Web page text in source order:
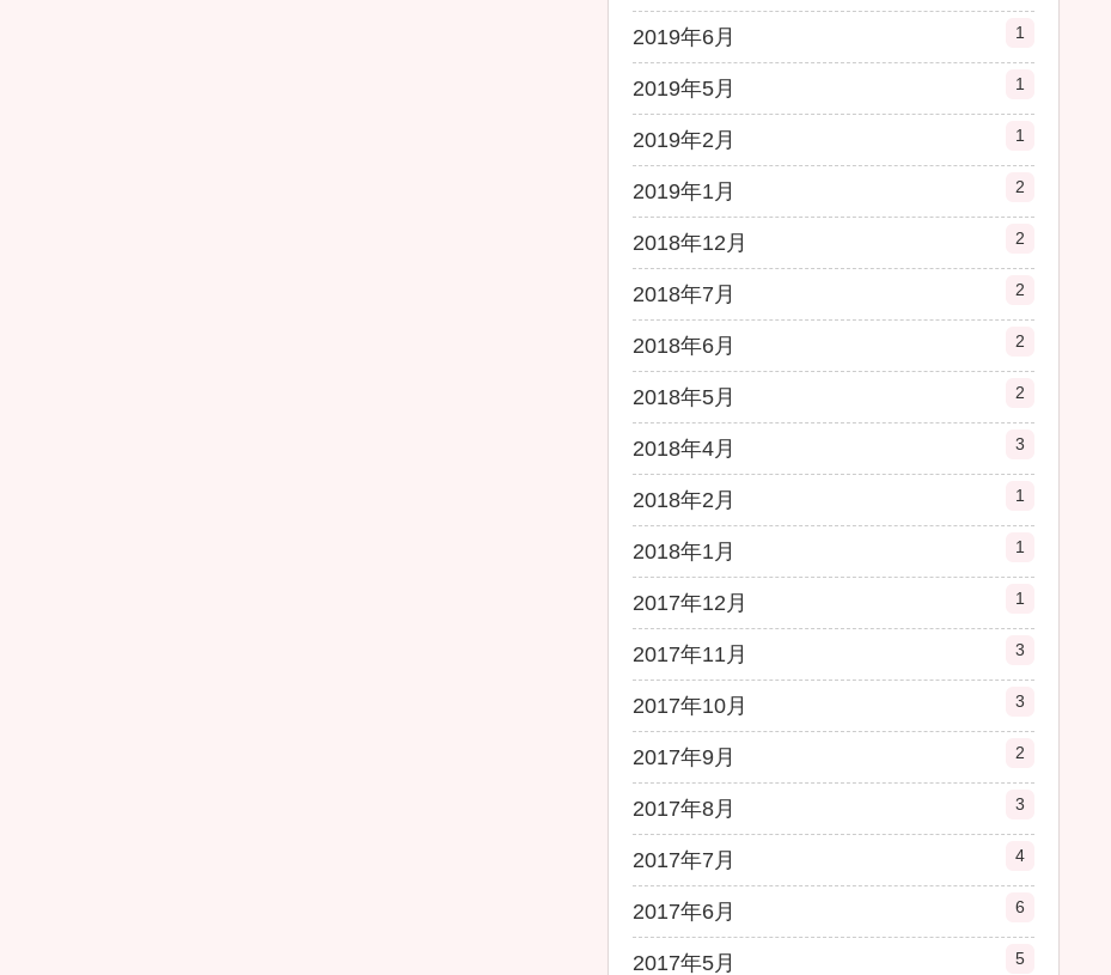
2019年6月 1
2019年5月 1
2019年2月 1
2019年1月 2
2018年12月 2
2018年7月 2
2018年6月 2
2018年5月 2
2018年4月 3
2018年2月 1
2018年1月 1
2017年12月 1
2017年11月 3
2017年10月 3
2017年9月 2
2017年8月 3
2017年7月 4
2017年6月 6
2017年5月 5